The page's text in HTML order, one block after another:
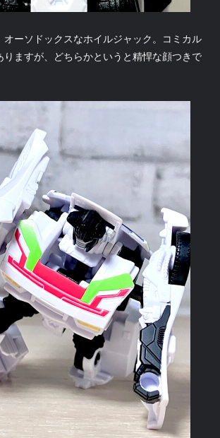
オーソドックスなホイルジャック。コミカル
りますが、どちらかというと精悍な顔つきで